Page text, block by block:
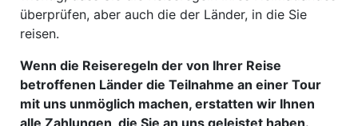
überprüfen, aber auch die der Länder, in die Sie
reisen.
Wenn die Reiseregeln der von Ihrer Reise
betroffenen Länder die Teilnahme an einer Tour
mit uns unmöglich machen, erstatten wir Ihnen
alle Zahlungen, die Sie an uns geleistet haben.